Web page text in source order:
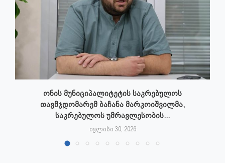
ონის მუნიციპალიტეტის საკრებულოს
თავმჯდომარემ ბაჩანა მარკოიშვილმა,
საკრებულოს უმრავლესობის...
ივლისი 30, 2026